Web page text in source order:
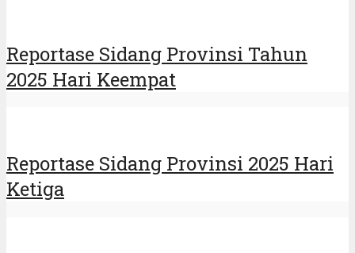
Reportase Sidang Provinsi Tahun
2025 Hari Keempat
Reportase Sidang Provinsi 2025 Hari
Ketiga